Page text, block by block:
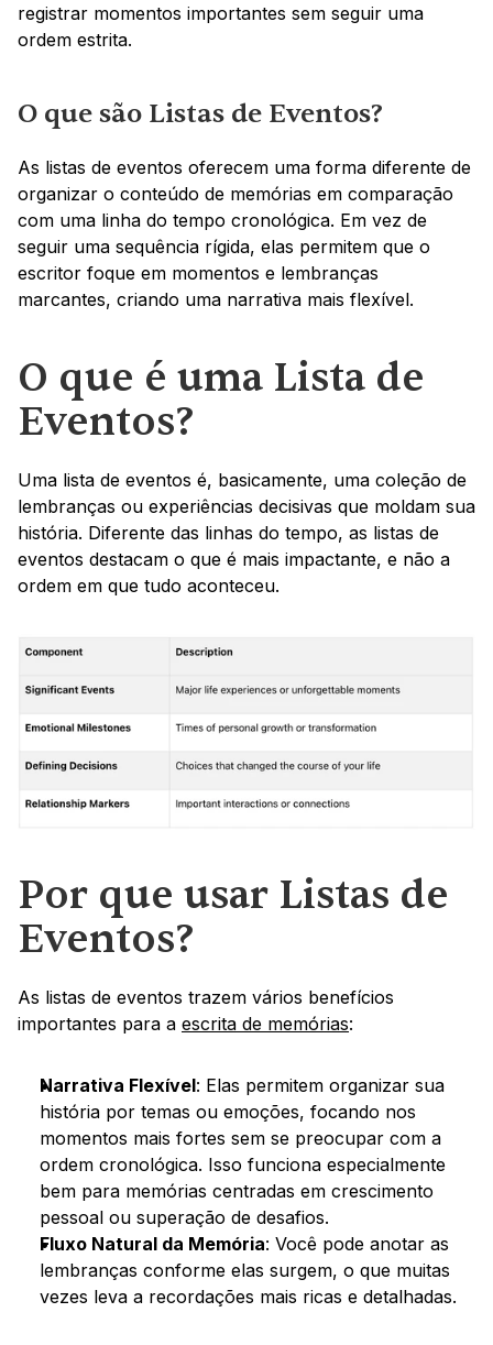
registrar momentos importantes sem seguir uma
ordem estrita.
O que são Listas de Eventos?
As listas de eventos oferecem uma forma diferente de
organizar o conteúdo de memórias em comparação
com uma linha do tempo cronológica. Em vez de
seguir uma sequência rígida, elas permitem que o
escritor foque em momentos e lembranças
marcantes, criando uma narrativa mais flexível.
O que é uma Lista de
Eventos?
Uma lista de eventos é, basicamente, uma coleção de
lembranças ou experiências decisivas que moldam sua
história. Diferente das linhas do tempo, as listas de
eventos destacam o que é mais impactante, e não a
ordem em que tudo aconteceu.
Por que usar Listas de
Eventos?
As listas de eventos trazem vários benefícios
importantes para a escrita de memórias:
Narrativa Flexível: Elas permitem organizar sua
história por temas ou emoções, focando nos
momentos mais fortes sem se preocupar com a
ordem cronológica. Isso funciona especialmente
bem para memórias centradas em crescimento
pessoal ou superação de desafios.
Fluxo Natural da Memória: Você pode anotar as
lembranças conforme elas surgem, o que muitas
vezes leva a recordações mais ricas e detalhadas.